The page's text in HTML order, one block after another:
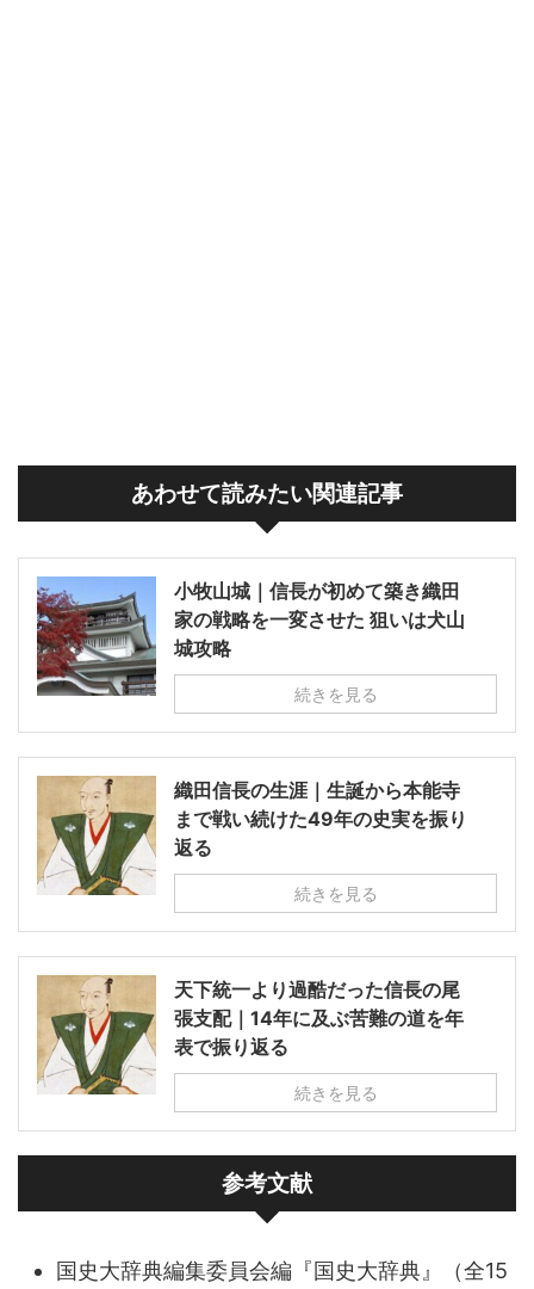
あわせて読みたい関連記事
小牧山城｜信長が初めて築き織田
家の戦略を一変させた 狙いは犬山
城攻略
続きを見る
織田信長の生涯｜生誕から本能寺
まで戦い続けた49年の史実を振り
返る
続きを見る
天下統一より過酷だった信長の尾
張支配｜14年に及ぶ苦難の道を年
表で振り返る
続きを見る
参考文献
国史大辞典編集委員会編『国史大辞典』（全15